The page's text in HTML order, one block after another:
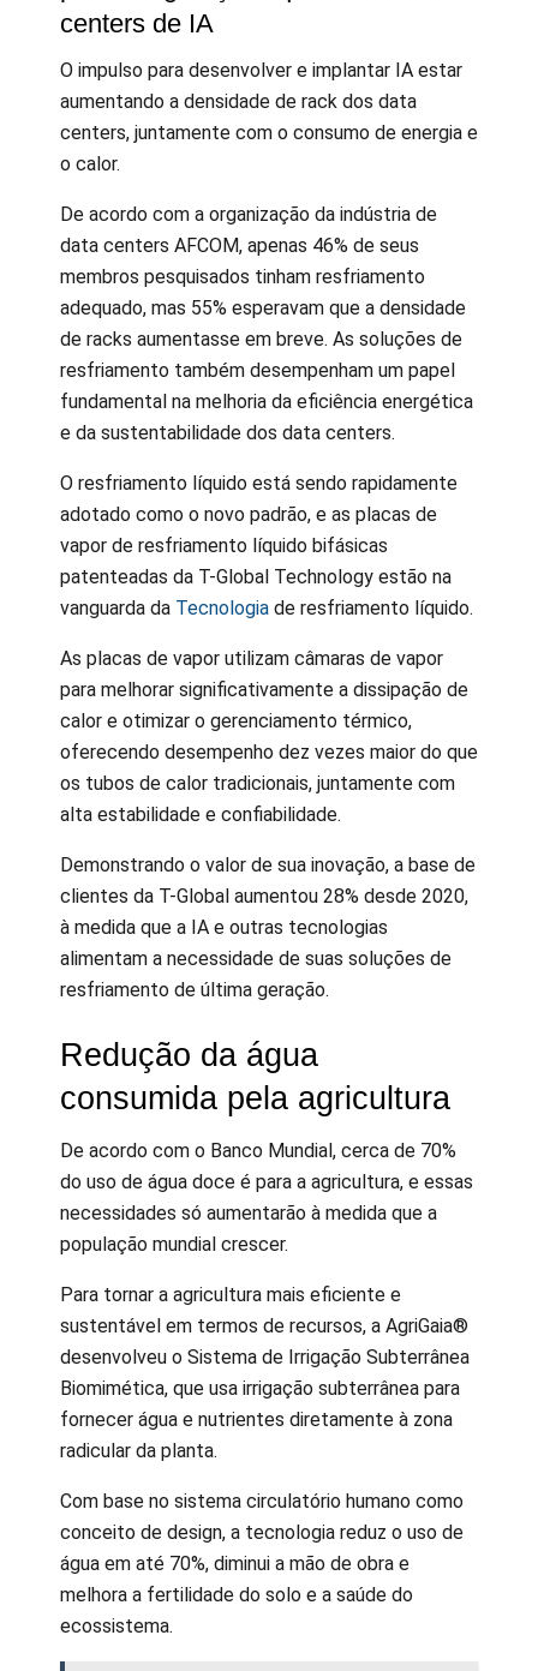
centers de IA
O impulso para desenvolver e implantar IA estar
aumentando a densidade de rack dos data
centers, juntamente com o consumo de energia e
o calor.
De acordo com a organização da indústria de
data centers AFCOM, apenas 46% de seus
membros pesquisados tinham resfriamento
adequado, mas 55% esperavam que a densidade
de racks aumentasse em breve. As soluções de
resfriamento também desempenham um papel
fundamental na melhoria da eficiência energética
e da sustentabilidade dos data centers.
O resfriamento líquido está sendo rapidamente
adotado como o novo padrão, e as placas de
vapor de resfriamento líquido bifásicas
patenteadas da T-Global Technology estão na
vanguarda da Tecnologia de resfriamento líquido.
As placas de vapor utilizam câmaras de vapor
para melhorar significativamente a dissipação de
calor e otimizar o gerenciamento térmico,
oferecendo desempenho dez vezes maior do que
os tubos de calor tradicionais, juntamente com
alta estabilidade e confiabilidade.
Demonstrando o valor de sua inovação, a base de
clientes da T-Global aumentou 28% desde 2020,
à medida que a IA e outras tecnologias
alimentam a necessidade de suas soluções de
resfriamento de última geração.
Redução da água
consumida pela agricultura
De acordo com o Banco Mundial, cerca de 70%
do uso de água doce é para a agricultura, e essas
necessidades só aumentarão à medida que a
população mundial crescer.
Para tornar a agricultura mais eficiente e
sustentável em termos de recursos, a AgriGaia®
desenvolveu o Sistema de Irrigação Subterrânea
Biomimética, que usa irrigação subterrânea para
fornecer água e nutrientes diretamente à zona
radicular da planta.
Com base no sistema circulatório humano como
conceito de design, a tecnologia reduz o uso de
água em até 70%, diminui a mão de obra e
melhora a fertilidade do solo e a saúde do
ecossistema.